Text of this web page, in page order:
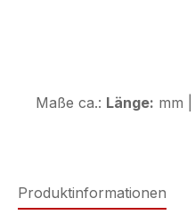
Maße ca.: Länge: mm |
Produktinformationen